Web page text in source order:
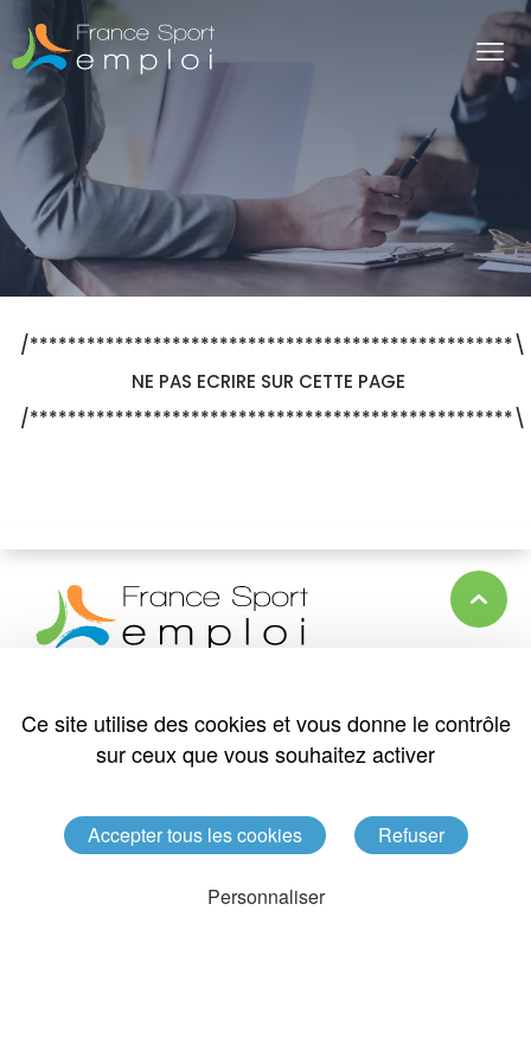
/***************************************************\
NE PAS ECRIRE SUR CETTE PAGE
/***************************************************\
49136LES PONTS DE CE
Tél. : 02 41 79 49 71
Nous contacter
Réalisation : Agence Optavis
Panneau de gestion des cookies
Ce site utilise des cookies et vous donne le contrôle
sur ceux que vous souhaitez activer
Accepter tous les cookies Refuser
Personnaliser